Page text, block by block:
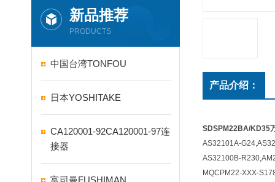
新品推荐
PRODUCTS
中国台湾TONFOU
日本YOSHITAKE
CA120001-92CA120001-97连
接器
富司曼FUSHIMAN
产品介绍：
SDSPM22BA/KD35
AS32101A-
AS32100B-
MQCPM22-XXX-